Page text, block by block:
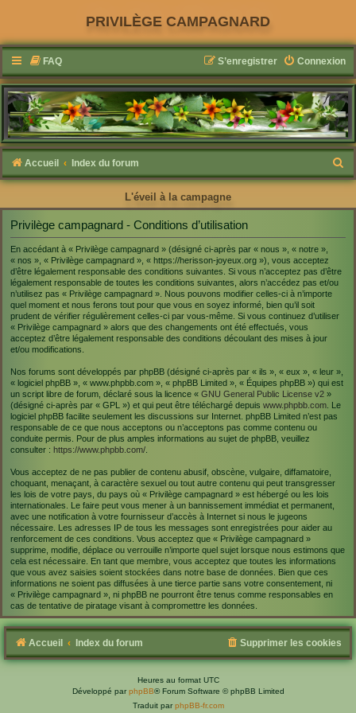
PRIVILÈGE CAMPAGNARD
FAQ Connexion
S’enregistrer
Accueil Index du forum
e
L'éveil à la campagne
Privilège campagnard - Conditions d’utilisation
En accédant à « Privilège campagnard » (désigné ci-après par « nous », « notre »,
« nos », « Privilège campagnard », « https://herisson-joyeux.org »), vous acceptez
d’être légalement responsable des conditions suivantes. Si vous n’acceptez pas d’être
légalement responsable de toutes les conditions suivantes, alors n’accédez pas et/ou
n’utilisez pas « Privilège campagnard ». Nous pouvons modifier celles-ci à n’importe
quel moment et nous ferons tout pour que vous en soyez informé, bien qu’il soit
prudent de vérifier régulièrement celles-ci par vous-même. Si vous continuez d’utiliser
« Privilège campagnard » alors que des changements ont été effectués, vous
acceptez d’être légalement responsable des conditions découlant des mises à jour
et/ou modifications.
Nos forums sont développés par phpBB (désigné ci-après par « ils », « eux », « leur »,
« logiciel phpBB », « www.phpbb.com », « phpBB Limited », « Équipes phpBB ») qui est
un script libre de forum, déclaré sous la licence « GNU General Public License v2 »
(désigné ci-après par « GPL ») et qui peut être téléchargé depuis www.phpbb.com . Le
logiciel phpBB facilite seulement les discussions sur Internet. phpBB Limited n’est pas
responsable de ce que nous acceptons ou n’acceptons pas comme contenu ou
conduite permis. Pour de plus amples informations au sujet de phpBB, veuillez
consulter : https://www.phpbb.com/
Vous acceptez de ne pas publier de contenu abusif, obscène, vulgaire, diffamatoire,
choquant, menaçant, à caractère sexuel ou tout autre contenu qui peut transgresser
les lois de votre pays, du pays où « Privilège campagnard » est hébergé ou les lois
internationales. Le faire peut vous mener à un bannissement immédiat et permanent,
avec une notification à votre fournisseur d’accès à Internet si nous le jugeons
nécessaire. Les adresses IP de tous les messages sont enregistrées pour aider au
renforcement de ces conditions. Vous acceptez que « Privilège campagnard »
supprime, modifie, déplace ou verrouille n’importe quel sujet lorsque nous estimons que
cela est nécessaire. En tant que membre, vous acceptez que toutes les informations
que vous avez saisies soient stockées dans notre base de données. Bien que ces
informations ne soient pas diffusées à une tierce partie sans votre consentement, ni
« Privilège campagnard », ni phpBB ne pourront être tenus comme responsables en
cas de tentative de piratage visant à compromettre les données.
Accueil Index du forum Supprimer les cookies
Heures au format UTC
Développé par phpBB® Forum Software © phpBB Limited
Traduit par phpBB-fr.com